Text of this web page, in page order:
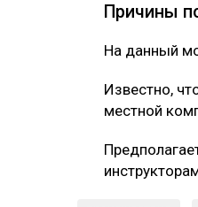
Причины
На данный
Известно,
местной